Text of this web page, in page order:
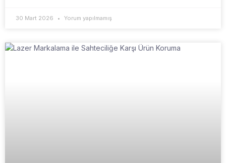
30 Mart 2026 Yorum yapılmamış